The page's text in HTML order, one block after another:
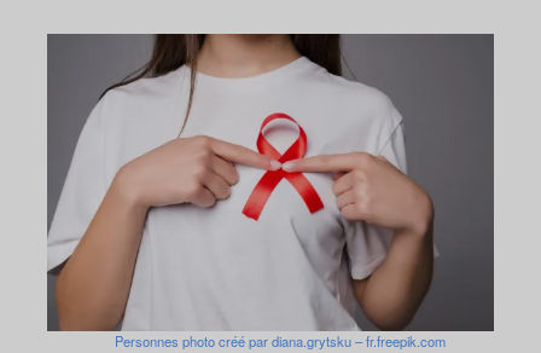
Personnes photo créé par diana.grytsku – fr.freepik.com